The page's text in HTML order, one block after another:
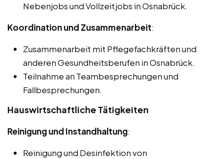
Nebenjobs und Vollzeitjobs in Osnabrück.
Koordination und Zusammenarbeit:
Zusammenarbeit mit Pflegefachkräften und
anderen Gesundheitsberufen in Osnabrück.
Teilnahme an Teambesprechungen und
Fallbesprechungen.
Hauswirtschaftliche Tätigkeiten
Reinigung und Instandhaltung:
Reinigung und Desinfektion von